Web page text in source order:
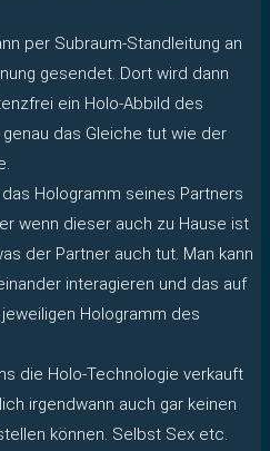
per Subraum-Standleitung an
gesendet. Dort wird dann
ein Holo-Abbild des
das Gleiche tut wie der
Hologramm seines Partners
wenn dieser auch zu Hause ist
der Partner auch tut. Man kann
interagieren und das auf
Hologramm des
die Holo-Technologie verkauft
irgendwann auch gar keinen
können. Selbst Sex etc.